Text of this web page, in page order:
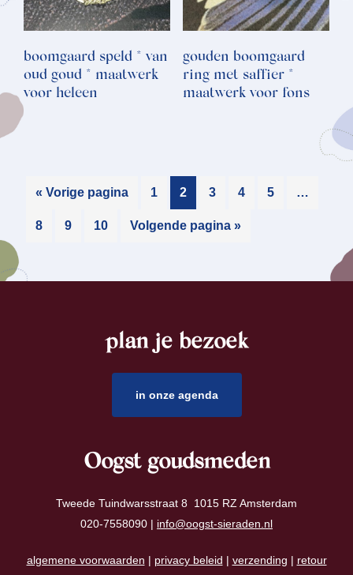
boomgaard speld * van
oud goud * maatwerk
voor heleen
gouden boomgaard
ring met saffier *
maatwerk voor fons
« Vorige pagina 1 2 3 4 5 …
8 9 10 Volgende pagina »
plan je bezoek
in onze agenda
Oogst goudsmeden
Tweede Tuindwarsstraat 8 1015 RZ Amsterdam
020-7558090 | info@oogst-sieraden.nl
algemene voorwaarden | privacy beleid | verzending | retour